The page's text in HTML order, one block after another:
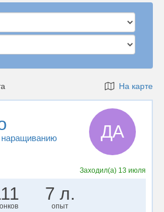
На карте
наращиванию
ДA
Заходил(а) 13 июля
7 л.
опыт